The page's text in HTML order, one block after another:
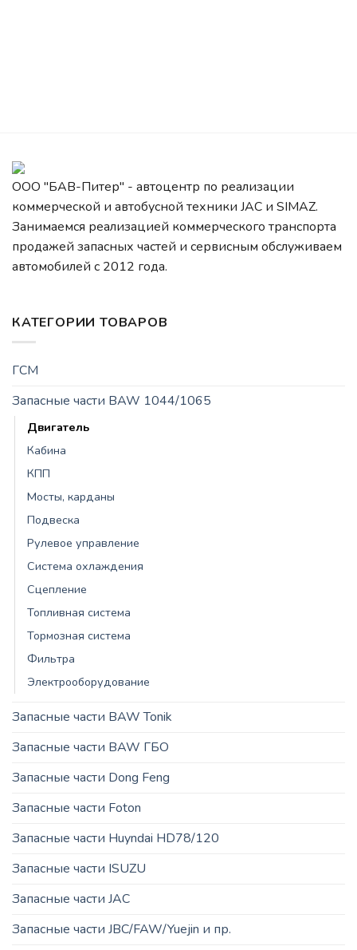
ООО "БАВ-Питер" - автоцентр по реализации
коммерческой и автобусной техники JAC и SIMAZ.
Занимаемся реализацией коммерческого транспорта
продажей запасных частей и сервисным обслуживаем
автомобилей c 2012 года.
КАТЕГОРИИ ТОВАРОВ
ГСМ
Запасные части BAW 1044/1065
Двигатель
Кабина
КПП
Мосты, карданы
Подвеска
Рулевое управление
Система охлаждения
Сцепление
Топливная система
Тормозная система
Фильтра
Электрооборудование
Запасные части BAW Tonik
Запасные части BAW ГБО
Запасные части Dong Feng
Запасные части Foton
Запасные части Huyndai HD78/120
Запасные части ISUZU
Запасные части JAC
Запасные части JBC/FAW/Yuejin и пр.